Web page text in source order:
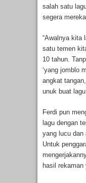
salah satu
segera mereka
“Awalnya kita
satu temen
10 tahun.
‘yang jomblo
angkat
unuk buat
Ferdi pun
lagu dengan
yang lucu dan
Untuk
hasil rekaman